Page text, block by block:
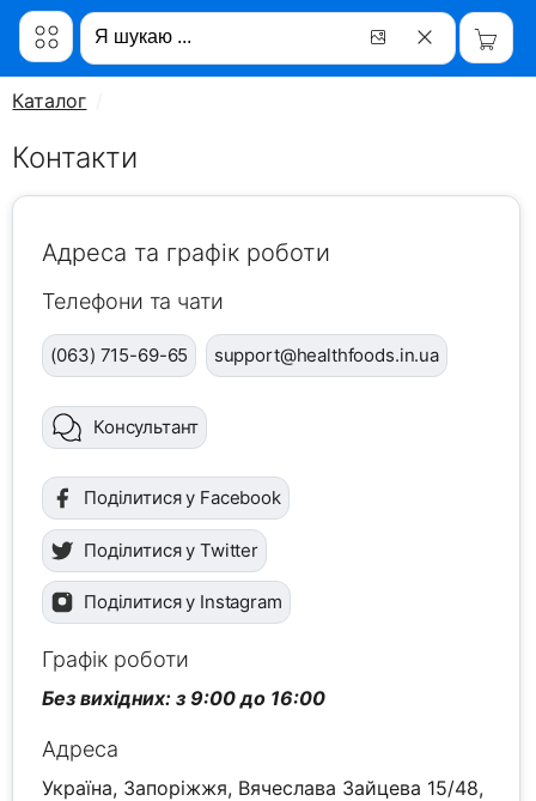
Каталог
Контакти
Адреса та графік роботи
Телефони та чати
(063) 715-69-65 support@healthfoods.in.ua
Консультант
Поділитися у Facebook
Поділитися у Twitter
Поділитися у Instagram
Графік роботи
Без вихідних: з 9:00 до 16:00
Адреса
Україна, Запоріжжя, Вячеслава Зайцева 15/48,